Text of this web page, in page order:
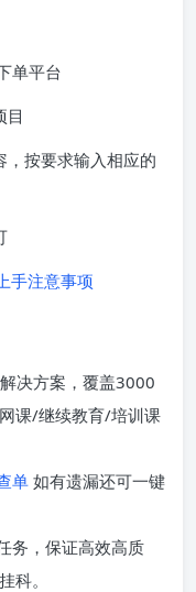
单平台
目
按要求输入相应的
手注意事项
决方案，覆盖3000
课/继续教育/培训课
单 如有遗漏还可一键
务，保证高效高质
科。